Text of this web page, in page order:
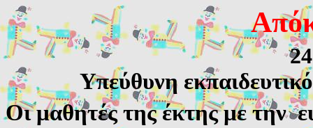
Υπεύθυνη
Οι μαθητές της έκτης με την